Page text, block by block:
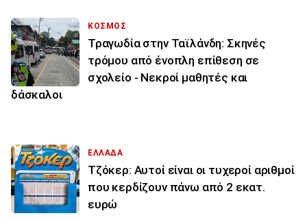
ΚΟΣΜΟΣ
Τραγωδία στην Ταϊλάνδη: Σκηνές
τρόμου από ένοπλη επίθεση σε
σχολείο - Νεκροί μαθητές και
δάσκαλοι
ΕΛΛΑΔΑ
Τζόκερ: Αυτοί είναι οι τυχεροί αριθμοί
που κερδίζουν πάνω από 2 εκατ.
ευρώ